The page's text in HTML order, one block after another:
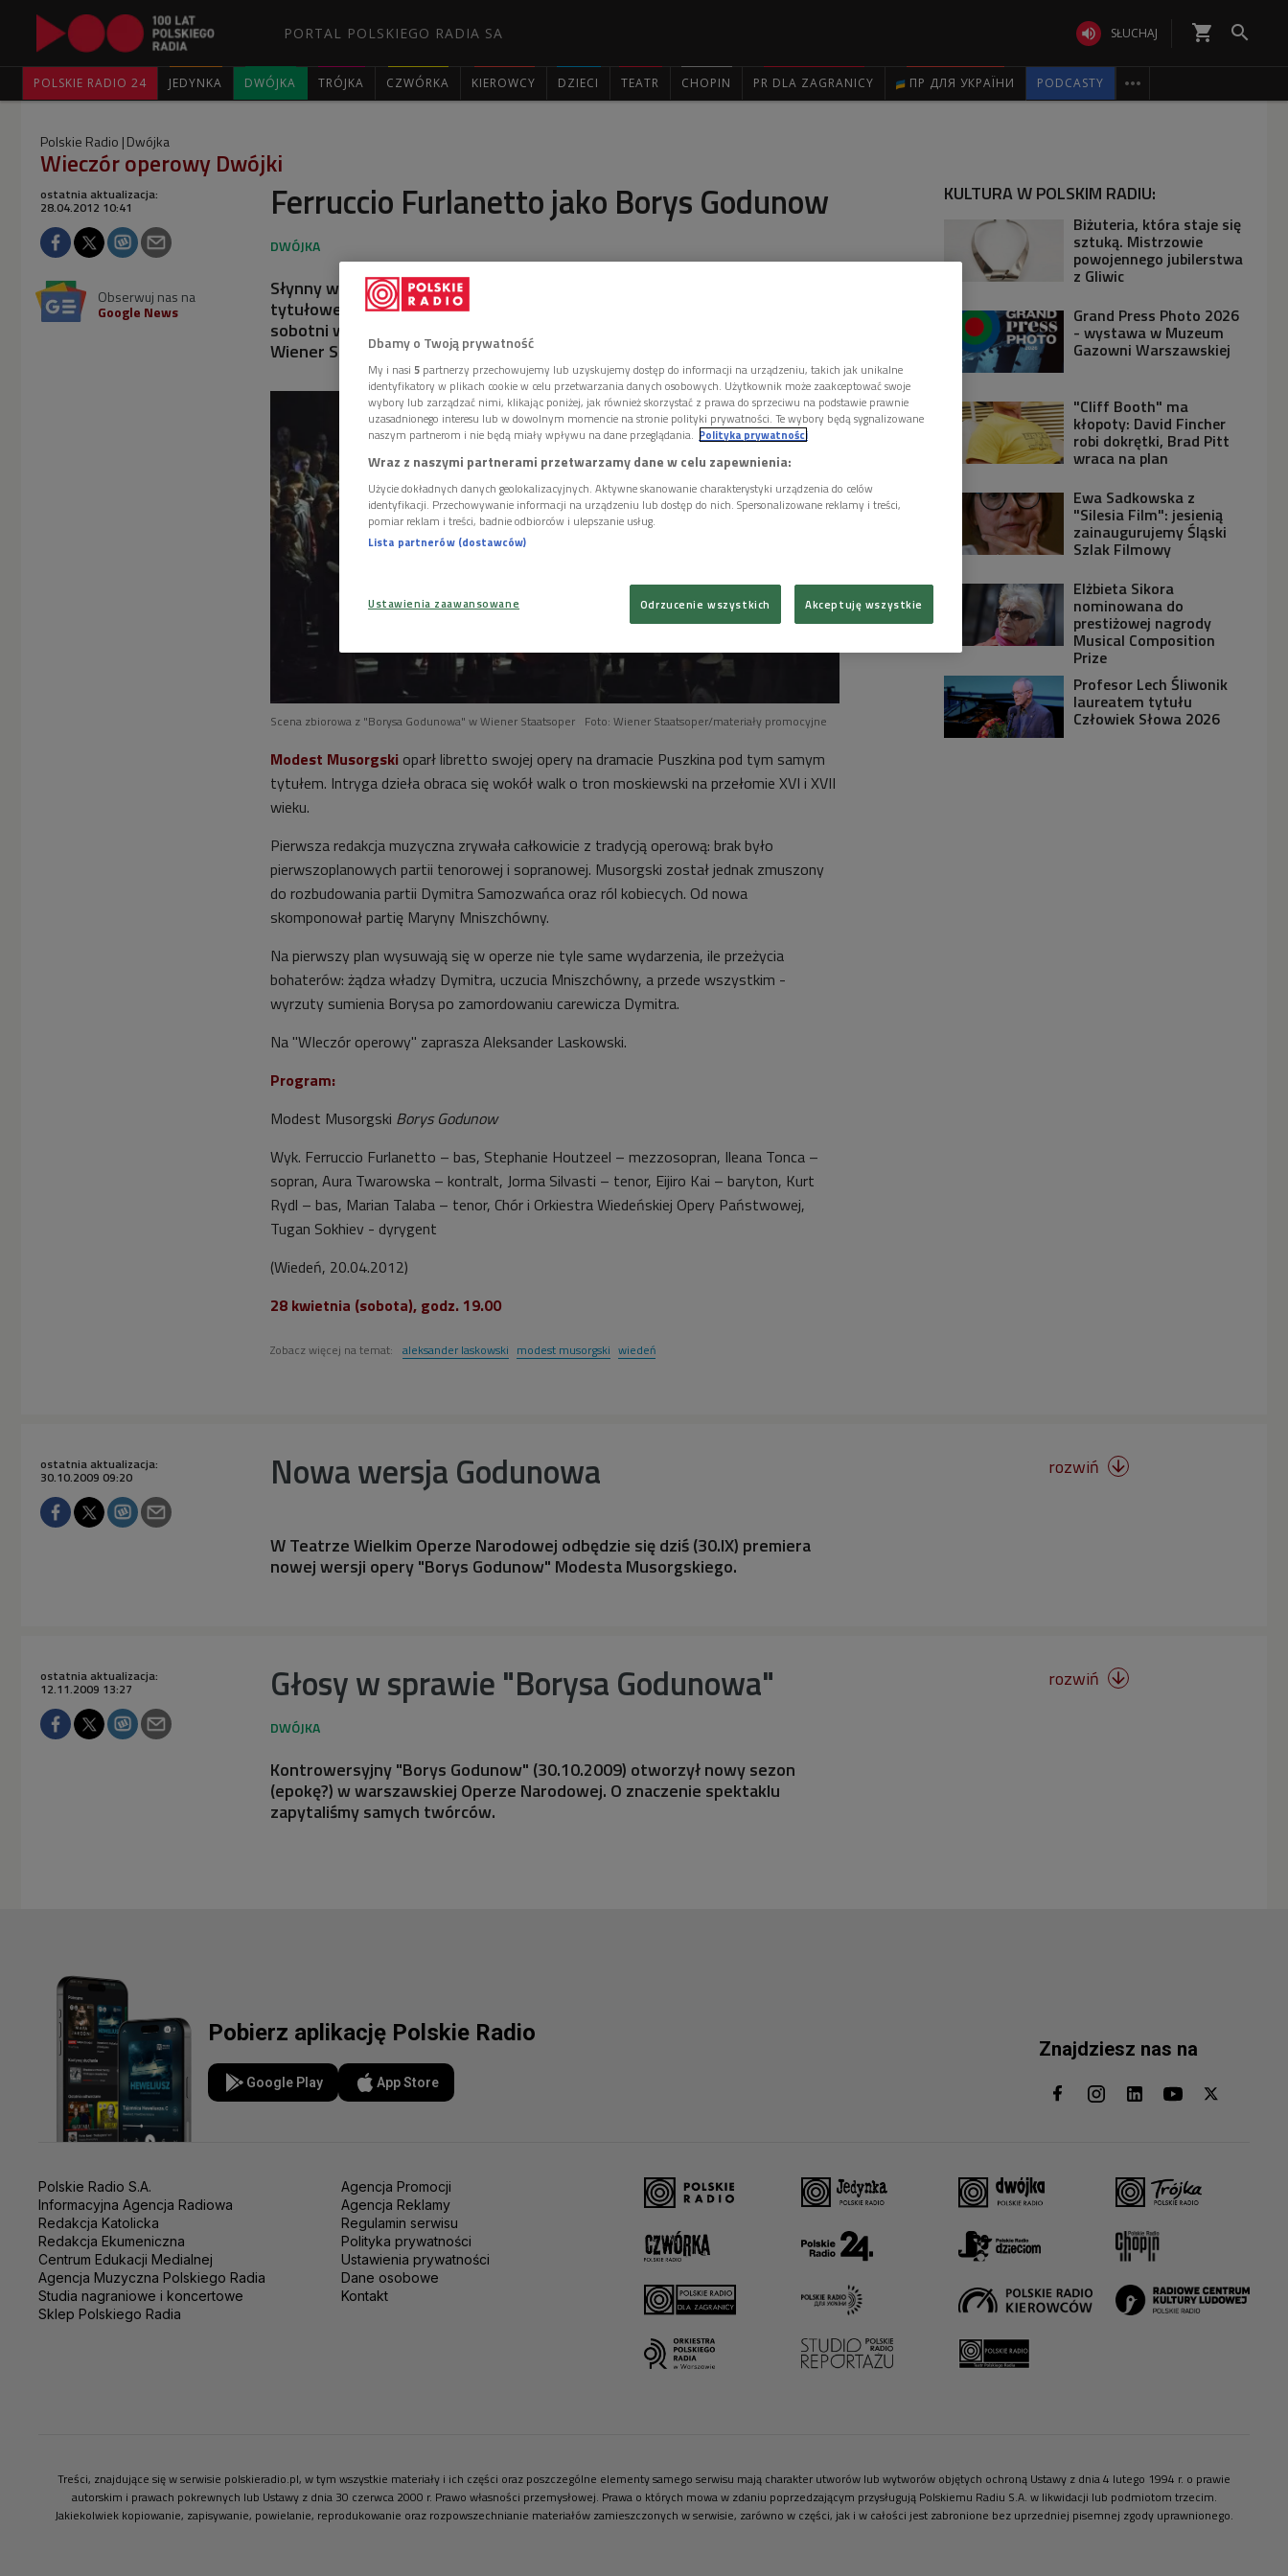
PORTAL POLSKIEGO RADIA SA  SŁUCHAJ shopping_cart 
POLSKIE RADIO 24 JEDYNKA DWÓJKA TRÓJKA CZWÓRKA KIEROWCY DZIECI TEATR CHOPIN PR DLA ZAGRANICY ПР ДЛЯ УКРАЇНИ PODCASTY 
Polskie Radio Dwójka
Wieczór operowy Dwójki
Ferruccio Furlanetto jako Borys Godunow
ostatnia aktualizacja:
28.04.2012 10:41
Obserwuj nas na
Google News
Słynny włoski bas należy do czołowych współczesnych odtwórców
tytułowej partii w puszkinowskiej operze Modesta Musorgskiego. W
sobotni wieczór w Dwójce usłyszymy Furlanetta w przedstawieniu z
Wiener Staatsoper.
Scena zbiorowa z "Borysa Godunowa" w Wiener Staatsoper Foto: Wiener Staatsoper/materiały promocyjne
Modest Musorgski oparł libretto swojej opery na dramacie Puszkina pod tym samym
tytułem. Intryga dzieła obraca się wokół walk o tron moskiewski na przełomie XVI i XVII
wieku.
Pierwsza redakcja muzyczna zrywała całkowicie z tradycją operową: brak było
pierwszoplanowych partii tenorowej i sopranowej. Musorgski został jednak zmuszony
do rozbudowania partii Dymitra Samozwańca oraz ról kobiecych. Od nowa
skomponował partię Maryny Mniszchówny.
Na pierwszy plan wysuwają się w operze nie tyle same wydarzenia, ile przeżycia
bohaterów: żądza władzy Dymitra, uczucia Mniszchówny, a przede wszystkim -
wyrzuty sumienia Borysa po zamordowaniu carewicza Dymitra.
Na "WIeczór operowy" zaprasza Aleksander Laskowski.
Program:
Modest Musorgski Borys Godunow
Wyk. Ferruccio Furlanetto – bas, Stephanie Houtzeel – mezzosopran, Ileana Tonca –
sopran, Aura Twarowska – kontralt, Jorma Silvasti – tenor, Eijiro Kai – baryton, Kurt
Rydl – bas, Marian Talaba – tenor, Chór i Orkiestra Wiedeńskiej Opery Państwowej,
Tugan Sokhiev - dyrygent
(Wiedeń, 20.04.2012)
28 kwietnia (sobota), godz. 19.00
Zobacz więcej na temat: aleksander laskowski modest musorgski wiedeń
KULTURA W POLSKIM RADIU:
Biżuteria, która staje się
sztuką. Mistrzowie
powojennego jubilerstwa
z Gliwic
Grand Press Photo 2026
- wystawa w Muzeum
Gazowni Warszawskiej
"Cliff Booth" ma
kłopoty: David Fincher
robi dokrętki, Brad Pitt
wraca na plan
Ewa Sadkowska z
"Silesia Film": jesienią
zainaugurujemy Śląski
Szlak Filmowy
Elżbieta Sikora
nominowana do
prestiżowej nagrody
Musical Composition
Prize
Profesor Lech Śliwonik
laureatem tytułu
Człowiek Słowa 2026
Nowa wersja Godunowa
ostatnia aktualizacja:
30.10.2009 09:20
W Teatrze Wielkim Operze Narodowej odbędzie się dziś (30.IX) premiera
nowej wersji opery "Borys Godunow" Modesta Musorgskiego.
rozwiń 
Głosy w sprawie "Borysa Godunowa"
ostatnia aktualizacja:
12.11.2009 13:27
Kontrowersyjny "Borys Godunow" (30.10.2009) otworzył nowy sezon
(epokę?) w warszawskiej Operze Narodowej. O znaczenie spektaklu
zapytaliśmy samych twórców.
rozwiń 
Pobierz aplikację Polskie Radio
Google Play App Store
Znajdziesz nas na
Polskie Radio S.A.
Informacyjna Agencja Radiowa
Redakcja Katolicka
Redakcja Ekumeniczna
Centrum Edukacji Medialnej
Agencja Muzyczna Polskiego Radia
Studia nagraniowe i koncertowe
Sklep Polskiego Radia
Agencja Promocji
Agencja Reklamy
Regulamin serwisu
Polityka prywatności
Ustawienia prywatności
Dane osobowe
Kontakt
Treści, znajdujące się w serwisie polskieradio.pl, w tym wszystkie materiały i ich części oraz poszczególne elementy samego serwisu mają charakter utworów lub wytworów objętych ochroną Ustawy z dnia 4 lutego 1994 r. o prawie
autorskim i prawach pokrewnych lub Ustawy z dnia 30 czerwca 2000 r. Prawo własności przemysłowej. Prawa o których mowa w zdaniu poprzedzającym przysługują Polskiemu Radiu S.A. w likwidacji lub podmiotom trzecim.
Jakiekolwiek kopiowanie, zapisywanie, powielanie, reprodukowanie oraz rozpowszechnianie materiałów zamieszczonych w serwisie, zarówno w części, jak i w całości jest zabronione bez uprzedniej pisemnej zgody uprawnionego.
Dbamy o Twoją prywatność
My i nasi 5 partnerzy przechowujemy lub uzyskujemy dostęp do informacji na urządzeniu, takich jak unikalne
identyfikatory w plikach cookie w celu przetwarzania danych osobowych. Użytkownik może zaakceptować swoje
wybory lub zarządzać nimi, klikając poniżej, jak również skorzystać z prawa do sprzeciwu na podstawie prawnie
uzasadnionego interesu lub w dowolnym momencie na stronie polityki prywatności. Te wybory będą sygnalizowane
naszym partnerom i nie będą miały wpływu na dane przeglądania. Polityka prywatności
Wraz z naszymi partnerami przetwarzamy dane w celu zapewnienia:
Użycie dokładnych danych geolokalizacyjnych. Aktywne skanowanie charakterystyki urządzenia do celów
identyfikacji. Przechowywanie informacji na urządzeniu lub dostęp do nich. Spersonalizowane reklamy i treści,
pomiar reklam i treści, badnie odbiorców i ulepszanie usług.
Lista partnerów (dostawców)
Ustawienia zaawansowane Odrzucenie wszystkich Akceptuję wszystkie